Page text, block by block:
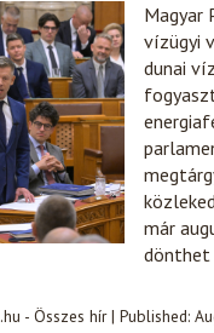
Magyar
vízügyi
dunai
már
dönthet
- Összes hír| Published: